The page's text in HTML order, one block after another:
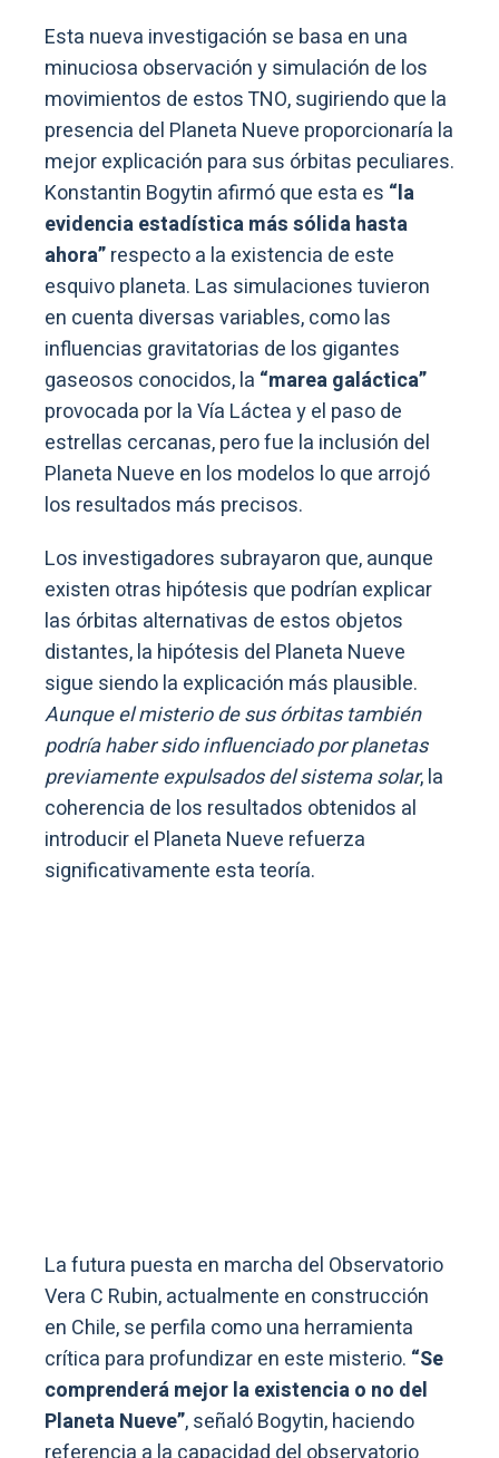
Esta nueva investigación se basa en una
minuciosa observación y simulación de los
movimientos de estos TNO, sugiriendo que la
presencia del Planeta Nueve proporcionaría la
mejor explicación para sus órbitas peculiares.
Konstantin Bogytin afirmó que esta es “la
evidencia estadística más sólida hasta
ahora”respecto a la existencia de este
esquivo planeta. Las simulaciones tuvieron
en cuenta diversas variables, como las
influencias gravitatorias de los gigantes
gaseosos conocidos, la “marea galáctica”
provocada por la Vía Láctea y el paso de
estrellas cercanas, pero fue la inclusión del
Planeta Nueve en los modelos lo que arrojó
los resultados más precisos.
Los investigadores subrayaron que, aunque
existen otras hipótesis que podrían explicar
las órbitas alternativas de estos objetos
distantes, la hipótesis del Planeta Nueve
sigue siendo la explicación más plausible.
Aunque el misterio de sus órbitas también
podría haber sido influenciado por planetas
previamente expulsados del sistema solar, la
coherencia de los resultados obtenidos al
introducir el Planeta Nueve refuerza
significativamente esta teoría.
La futura puesta en marcha del Observatorio
Vera C Rubin, actualmente en construcción
en Chile, se perfila como una herramienta
crítica para profundizar en este misterio. “Se
comprenderá mejor la existencia o no del
Planeta Nueve”, señaló Bogytin, haciendo